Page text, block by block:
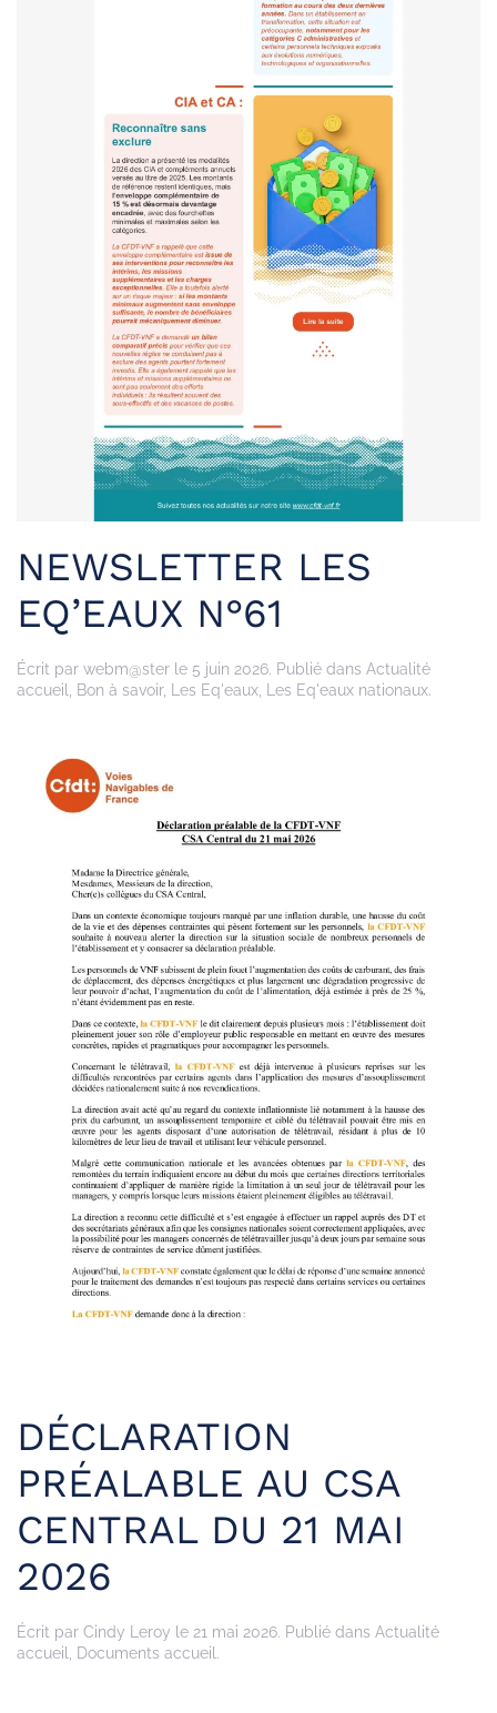
NEWSLETTER LES
EQ’EAUX N°61
Écrit par webm@ster le 5 juin 2026. Publié dans Actualité
accueil, Bon à savoir, Les Eq'eaux, Les Eq'eaux nationaux.
DÉCLARATION
PRÉALABLE AU CSA
CENTRAL DU 21 MAI
2026
Écrit par Cindy Leroy le 21 mai 2026. Publié dans Actualité
accueil
Documents accueil .